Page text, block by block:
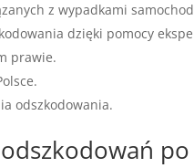
z wypadkami
dzięki pomocy
prawie.
odszkodowania.